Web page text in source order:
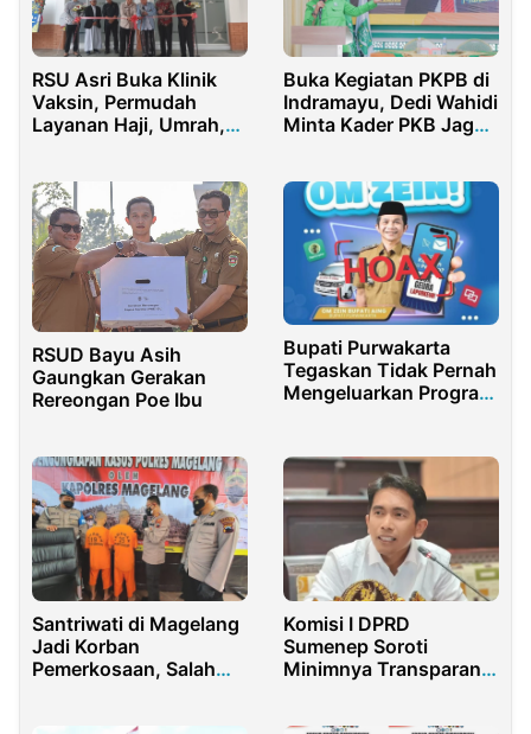
RSU Asri Buka Klinik
Vaksin, Permudah
Layanan Haji, Umrah,
Buka Kegiatan PKPB di
Indramayu, Dedi Wahidi
Minta Kader PKB Jaga
RSUD Bayu Asih
Gaungkan Gerakan
Rereongan Poe Ibu
Bupati Purwakarta
Tegaskan Tidak Pernah
Mengeluarkan Program
Santriwati di Magelang
Jadi Korban
Pemerkosaan, Salah
Komisi I DPRD
Sumenep Soroti
Minimnya Transparansi